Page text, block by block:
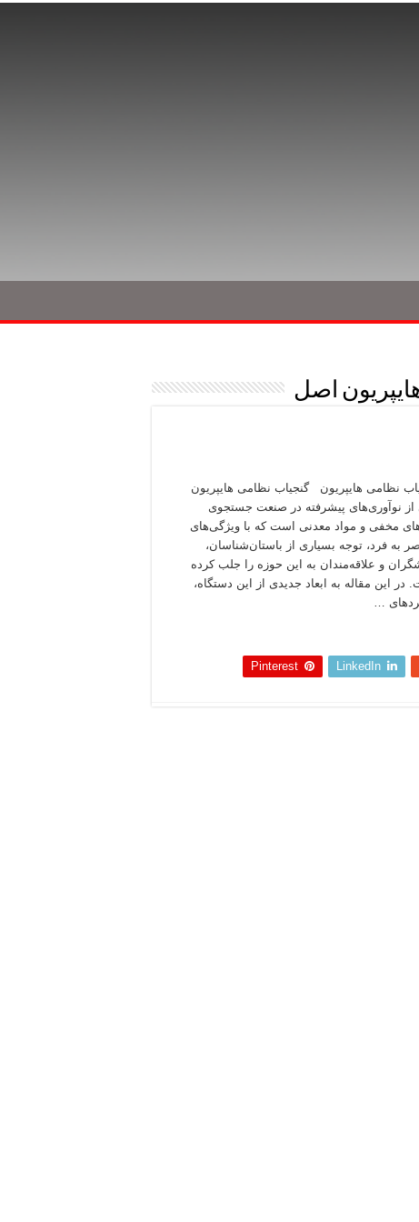
اصل
نظامی هایپریون گنجیاب نظامی هایپریون
از نوآوری‌های پیشرفته در صنعت جستجوی
مخفی و مواد معدنی است که با ویژگی‌های
به فرد، توجه بسیاری از باستان‌شناسان،
و علاقه‌مندان به این حوزه را جلب کرده
در این مقاله به ابعاد جدیدی از این دستگاه،
…
LinkedIn
Pinterest